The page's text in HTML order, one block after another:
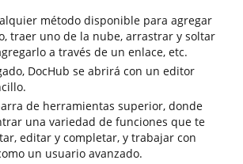
método disponible para agregar
traer uno de la nube, arrastrar y soltar
a través de un enlace, etc.
DocHub se abrirá con un editor
de herramientas superior, donde
una variedad de funciones que te
editar y completar, y trabajar con
un usuario avanzado.